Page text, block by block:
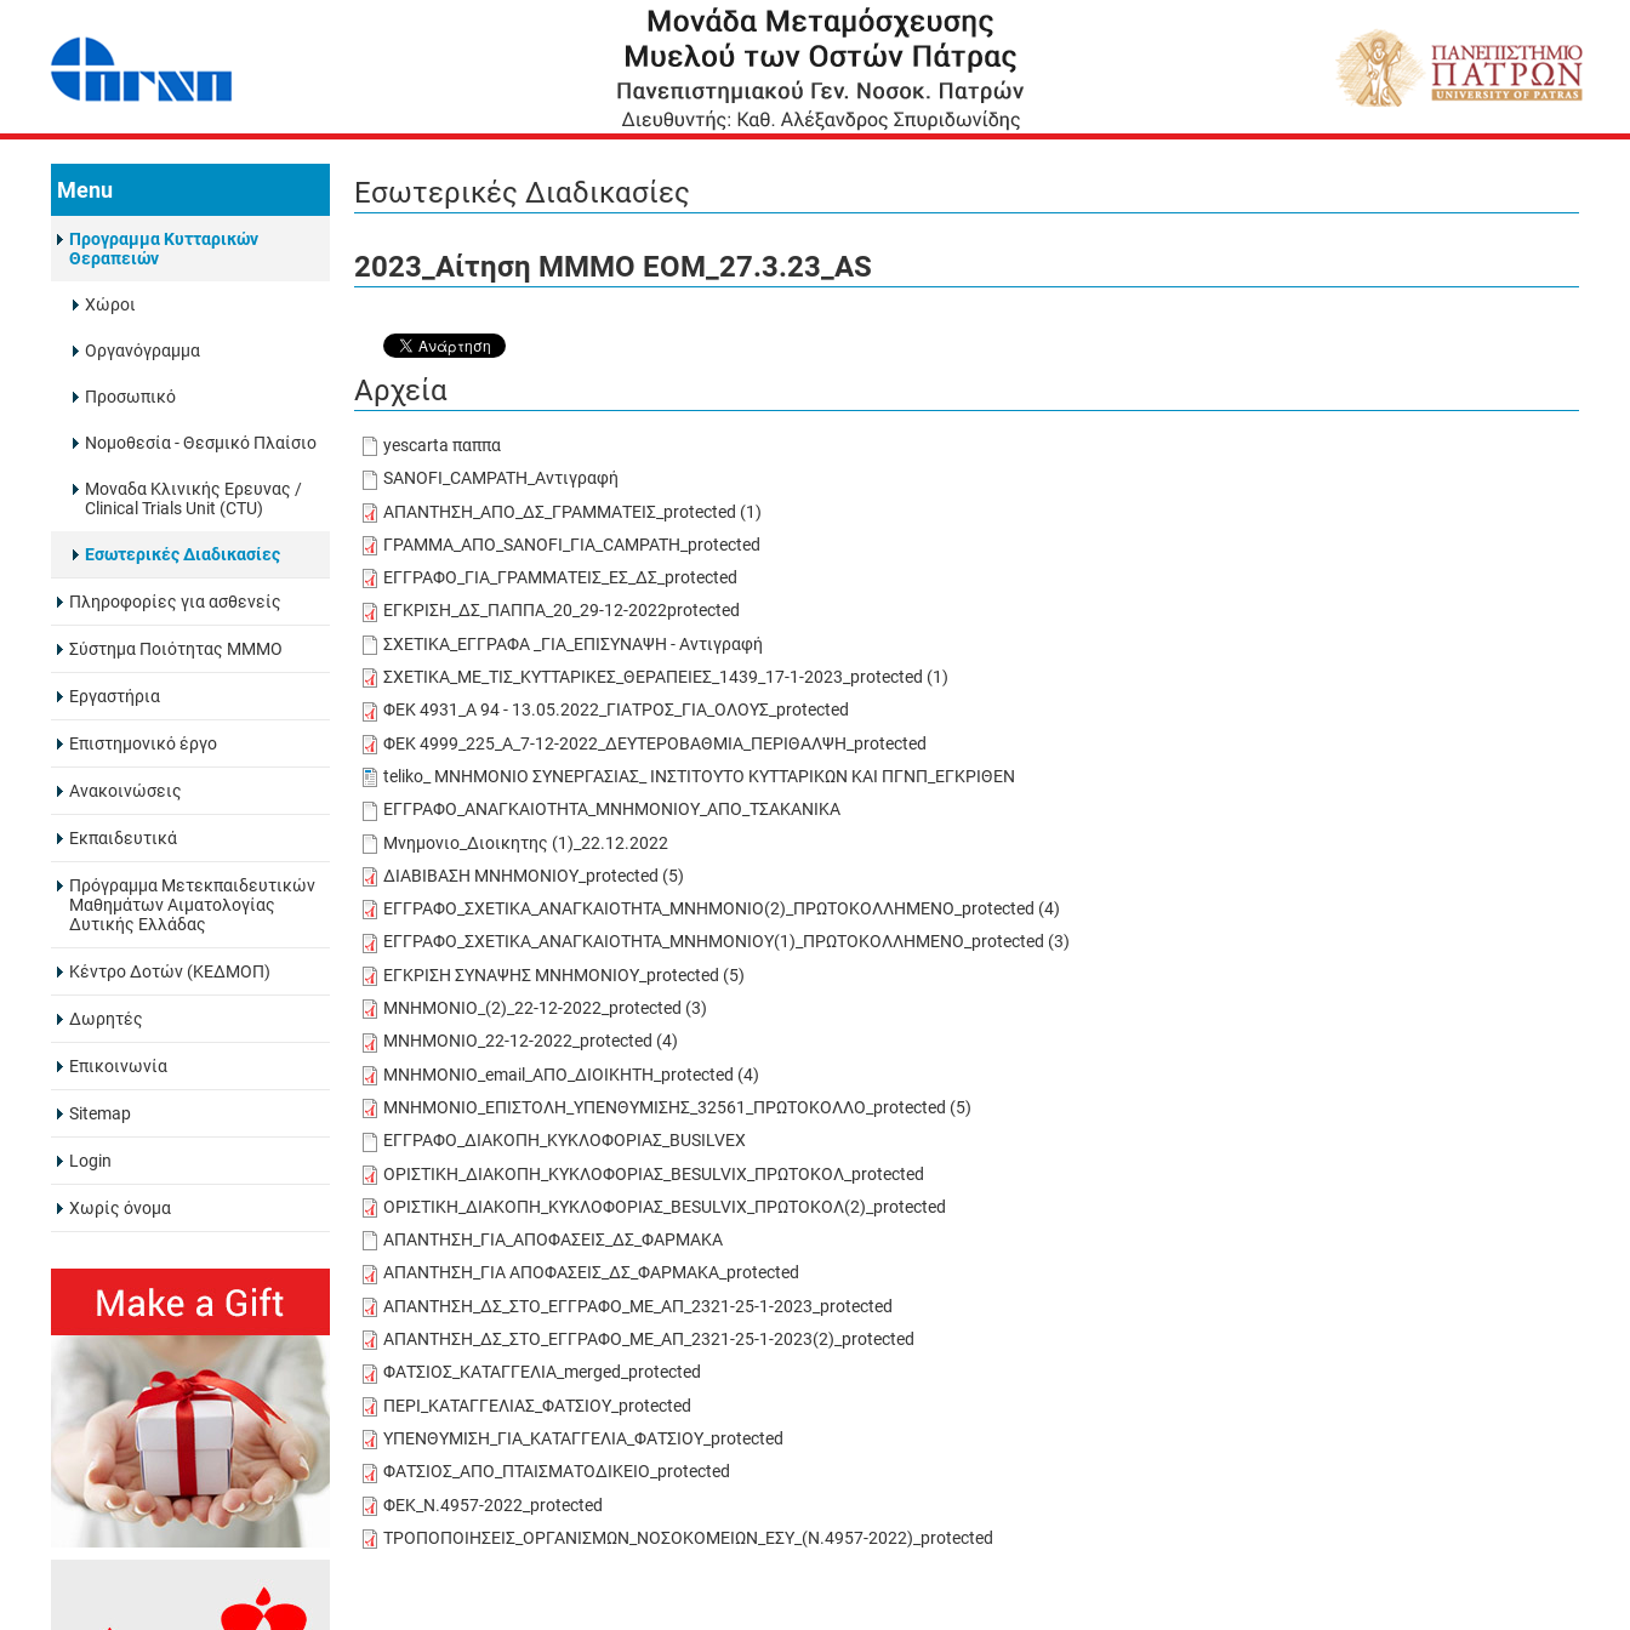
Menu
Προγραμμα Κυτταρικών
Θεραπειών
Χώροι
Οργανόγραμμα
Προσωπικό
Νομοθεσία - Θεσμικό Πλαίσιο
Μοναδα Κλινικής Ερευνας /
Clinical Trials Unit (CTU)
Εσωτερικές Διαδικασίες
Πληροφορίες για ασθενείς
Σύστημα Ποιότητας ΜΜΜΟ
Εργαστήρια
Eπιστημονικό έργο
Ανακοινώσεις
Εκπαιδευτικά
Πρόγραμμα Μετεκπαιδευτικών
Μαθημάτων Αιματολογίας
Δυτικής Ελλάδας
Κέντρο Δοτών (ΚΕΔΜΟΠ)
Δωρητές
Επικοινωνία
Sitemap
Login
Χωρίς όνομα
Εσωτερικές Διαδικασίες
2023_Αίτηση ΜΜΜΟ ΕΟΜ_27.3.23 _AS
Αρχεία
yescarta παππα
SANOFI_CAMPATH_Αντιγραφή
ΑΠΑΝΤΗΣΗ_ΑΠΟ_ΔΣ_ΓΡΑΜΜΑΤΕΙΣ_protected (1)
ΓΡΑΜΜΑ_ΑΠΟ_SANOFI_ΓΙΑ_CAMPATH_protected
ΕΓΓΡΑΦΟ_ΓΙΑ_ΓΡΑΜΜΑΤΕΙΣ_ΕΣ_ΔΣ_protected
ΕΓΚΡΙΣΗ_ΔΣ_ΠΑΠΠΑ_20_29-12-2022protected
ΣΧΕΤΙΚΑ_ΕΓΓΡΑΦΑ _ΓΙΑ_ΕΠΙΣΥΝΑΨΗ - Αντιγραφή
ΣΧΕΤΙΚΑ_ΜΕ_ΤΙΣ_ΚΥΤΤΑΡΙΚΕΣ_ΘΕΡΑΠΕΙΕΣ_1439_17-1-2023_protected (1)
ΦΕΚ 4931_A 94 - 13.05.2022_ΓΙΑΤΡΟΣ_ΓΙΑ_ΟΛΟΥΣ_protected
ΦΕΚ 4999_225_Α_7-12-2022_ΔΕΥΤΕΡΟΒΑΘΜΙΑ_ΠΕΡΙΘΑΛΨΗ_protected
teliko_ ΜΝΗΜΟΝΙΟ ΣΥΝΕΡΓΑΣΙΑΣ_ ΙΝΣΤΙΤΟΥΤΟ ΚΥΤΤΑΡΙΚΩΝ ΚΑΙ ΠΓΝΠ_ΕΓΚΡΙΘΕΝ
ΕΓΓΡΑΦΟ_ΑΝΑΓΚΑΙΟΤΗΤΑ_ΜΝΗΜΟΝΙΟΥ_ΑΠΟ_ΤΣΑΚΑΝΙΚΑ
Μνημονιο_Διοικητης (1)_22.12.2022
ΔΙΑΒΙΒΑΣΗ ΜΝΗΜΟΝΙΟΥ_protected (5)
ΕΓΓΡΑΦΟ_ΣΧΕΤΙΚΑ_ΑΝΑΓΚΑΙΟΤΗΤΑ_ΜΝΗΜΟΝΙΟ(2)_ΠΡΩΤΟΚΟΛΛΗΜΕΝΟ_protected (4)
ΕΓΓΡΑΦΟ_ΣΧΕΤΙΚΑ_ΑΝΑΓΚΑΙΟΤΗΤΑ_ΜΝΗΜΟΝΙΟΥ(1)_ΠΡΩΤΟΚΟΛΛΗΜΕΝΟ_protected (3)
ΕΓΚΡΙΣΗ ΣΥΝΑΨΗΣ ΜΝΗΜΟΝΙΟΥ_protected (5)
ΜΝΗΜΟΝΙΟ_(2)_22-12-2022_protected (3)
ΜΝΗΜΟΝΙΟ_22-12-2022_protected (4)
ΜΝΗΜΟΝΙΟ_email_ΑΠΟ_ΔΙΟΙΚΗΤΗ_protected (4)
ΜΝΗΜΟΝΙΟ_ΕΠΙΣΤΟΛΗ_ΥΠΕΝΘΥΜΙΣΗΣ_32561_ΠΡΩΤΟΚΟΛΛΟ_protected (5)
ΕΓΓΡΑΦΟ_ΔΙΑΚΟΠΗ_ΚΥΚΛΟΦΟΡΙΑΣ_BUSILVEX
ΟΡΙΣΤΙΚΗ_ΔΙΑΚΟΠΗ_ΚΥΚΛΟΦΟΡΙΑΣ_BESULVIX_ΠΡΩΤΟΚΟΛ_protected
ΟΡΙΣΤΙΚΗ_ΔΙΑΚΟΠΗ_ΚΥΚΛΟΦΟΡΙΑΣ_BESULVIX_ΠΡΩΤΟΚΟΛ(2)_protected
ΑΠΑΝΤΗΣΗ_ΓΙΑ_ΑΠΟΦΑΣΕΙΣ_ΔΣ_ΦΑΡΜΑΚΑ
ΑΠΑΝΤΗΣΗ_ΓΙΑ ΑΠΟΦΑΣΕΙΣ_ΔΣ_ΦΑΡΜΑΚΑ_protected
ΑΠΑΝΤΗΣΗ_ΔΣ_ΣΤΟ_ΕΓΓΡΑΦΟ_ΜΕ_ΑΠ_2321-25-1-2023_protected
ΑΠΑΝΤΗΣΗ_ΔΣ_ΣΤΟ_ΕΓΓΡΑΦΟ_ΜΕ_ΑΠ_2321-25-1-2023(2)_protected
ΦΑΤΣΙΟΣ_ΚΑΤΑΓΓΕΛΙΑ_merged_protected
ΠΕΡΙ_ΚΑΤΑΓΓΕΛΙΑΣ_ΦΑΤΣΙΟΥ_protected
ΥΠΕΝΘΥΜΙΣΗ_ΓΙΑ_ΚΑΤΑΓΓΕΛΙΑ_ΦΑΤΣΙΟΥ_protected
ΦΑΤΣΙΟΣ_ΑΠΟ_ΠΤΑΙΣΜΑΤΟΔΙΚΕΙΟ_protected
ΦΕΚ_Ν.4957-2022_protected
ΤΡΟΠΟΠΟΙΗΣΕΙΣ_ΟΡΓΑΝΙΣΜΩΝ_ΝΟΣΟΚΟΜΕΙΩΝ_ΕΣΥ_(Ν.4957-2022)_protected